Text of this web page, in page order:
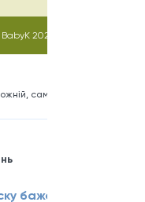
2026
саме час заповнити його)
бажань